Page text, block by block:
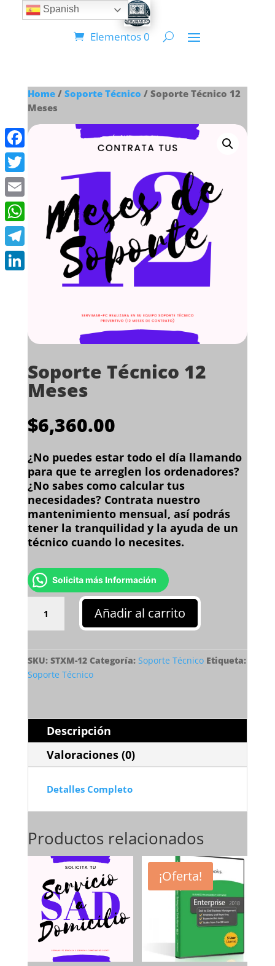
Elementos 0
Home/ Soporte Técnico / Soporte Técnico 12
Meses
Soporte Técnico 12
Meses
$6,360.00
¿No puedes estar todo el día llamando
para que te arreglen los ordenadores?
¿No sabes como calcular tus
necesidades? Contrata nuestro
mantenimiento mensual, así podrás
tener la tranquilidad y la ayuda de un
técnico cuando lo necesites.
Solicita más Información
Técnico
12
cantidad
Añadir al carrito
SKU: STXM-12 Categoría: Soporte Técnico Etiqueta:
Soporte Técnico
Descripción
Valoraciones (0)
Detalles Completo
Productos relacionados
¡Oferta!
Facebook
Twitter
Email
WhatsApp
Telegram
Spanish